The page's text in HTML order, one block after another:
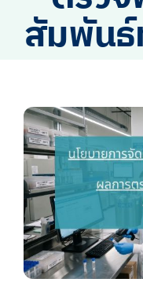
ไทย
สัมพันธ์
View
Larger
Image